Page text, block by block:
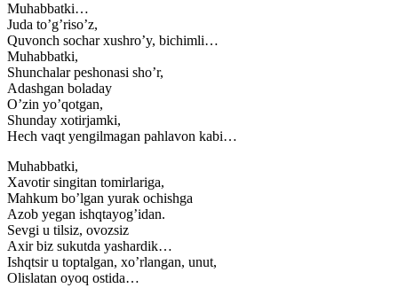
Muhabbatki…
Juda to’g’riso’z,
Quvonch sochar xushro’y, bichimli…
Muhabbatki,
Shunchalar peshonasi sho’r,
Adashgan boladay
O’zin yo’qotgan,
Shunday xotirjamki,
Hech vaqt yengilmagan pahlavon kabi…
Muhabbatki,
Xavotir singitan tomirlariga,
Mahkum bo’lgan yurak ochishga
Azob yegan ishqtayog’idan.
Sevgi u tilsiz, ovozsiz
Axir biz sukutda yashardik…
Ishqtsir u toptalgan, xo’rlangan, unut,
Olislatan oyoq ostida…